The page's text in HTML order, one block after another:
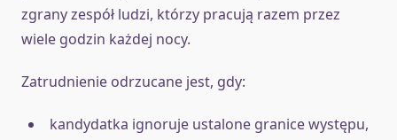
zgrany zespół ludzi, którzy pracują razem przez
wiele godzin każdej nocy.
Zatrudnienie odrzucane jest, gdy:
kandydatka ignoruje ustalone granice występu,